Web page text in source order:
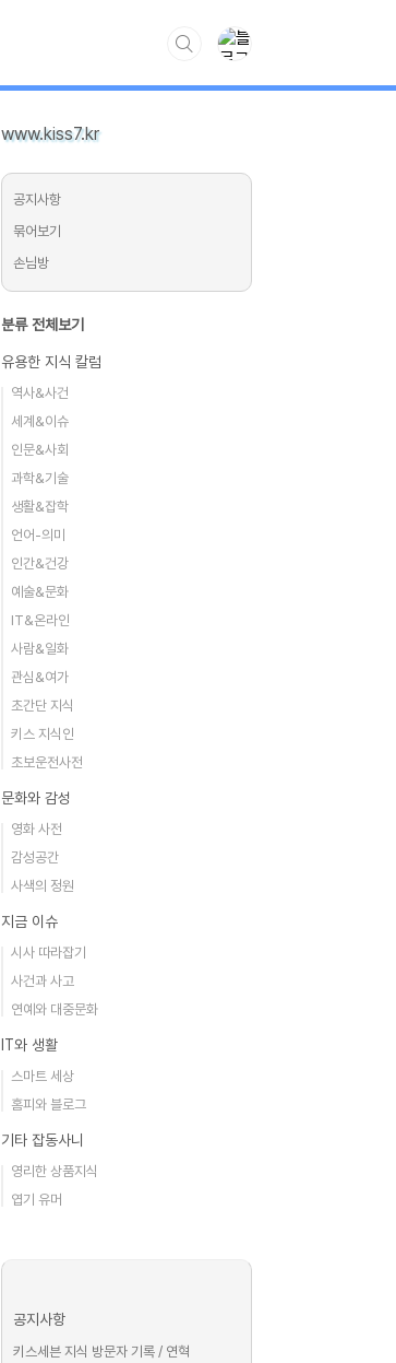
www.kiss7.kr
공지사항
묶어보기
손님방
분류 전체보기
유용한 지식 칼럼
역사&사건
세계&이슈
인문&사회
과학&기술
생활&잡학
언어-의미
인간&건강
예술&문화
IT&온라인
사람&일화
관심&여가
초간단 지식
키스 지식인
초보운전사전
문화와 감성
영화 사전
감성공간
사색의 정원
지금 이슈
시사 따라잡기
사건과 사고
연예와 대중문화
IT와 생활
스마트 세상
홈피와 블로그
기타 잡동사니
영리한 상품지식
엽기 유머
공지사항
키스세븐 지식 방문자 기록 / 연혁